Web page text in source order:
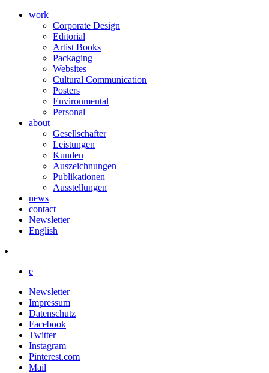
work
Corporate Design
Editorial
Artist Books
Packaging
Websites
Cultural Communication
Posters
Environmental
Personal
about
Gesellschafter
Leistungen
Kunden
Auszeichnungen
Publikationen
Ausstellungen
news
contact
Newsletter
English
e
Newsletter
Impressum
Datenschutz
Facebook
Twitter
Instagram
Pinterest.com
Mail